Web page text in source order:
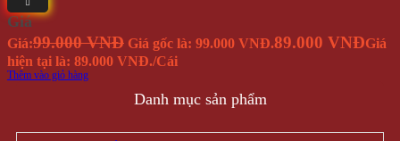
Giá
Giá:99.000 VNĐ Giá gốc là: 99.000 VNĐ.89.000 VNĐGiá
hiện tại là: 89.000 VNĐ./Cái
Thêm vào giỏ hàng
Danh mục sản phẩm